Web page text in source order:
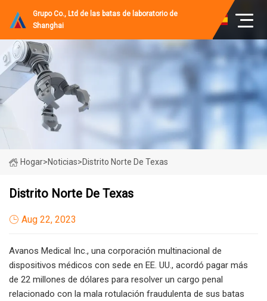
Grupo Co., Ltd de las batas de laboratorio de
Shanghai
Hogar>Noticias>Distrito Norte De Texas
Distrito Norte De Texas
Aug 22, 2023
Avanos Medical Inc., una corporación multinacional de
dispositivos médicos con sede en EE. UU., acordó pagar más
de 22 millones de dólares para resolver un cargo penal
relacionado con la mala rotulación fraudulenta de sus batas